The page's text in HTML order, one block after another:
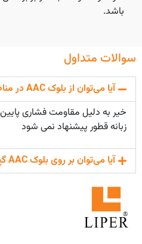
باشد.
سوالات متداول
آیا می‌توان از بلوک AAC در مناطق زلزله‌خیز استفاده کرد؟
خیر به دلیل مقاومت فشاری
زبانه قطور پیشنهاد نمی شود
آیا می‌توان بر روی بلوک AAC گچ کاری کرد؟